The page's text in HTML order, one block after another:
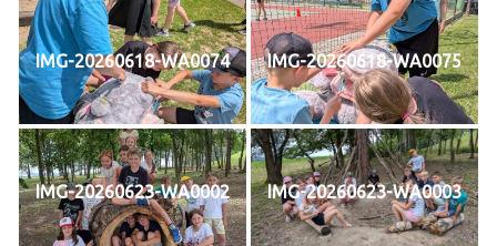
IMG-20260618-WA0074 IMG-20260618-WA0075
IMG-20260623-WA0002 IMG-20260623-WA0003